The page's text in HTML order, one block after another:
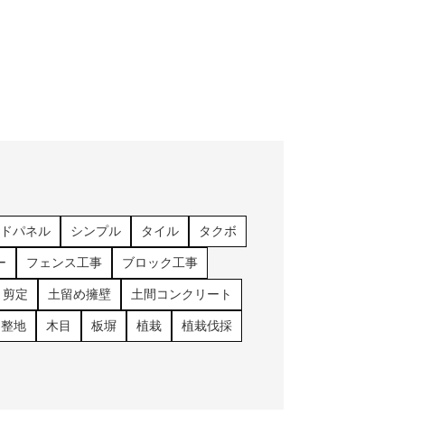
パネル シンプル タイル タクボ
フェンス工事 ブロック工事
剪定 土留め擁壁 土間コンクリート
整地 木目 板塀 植栽 植栽伐採